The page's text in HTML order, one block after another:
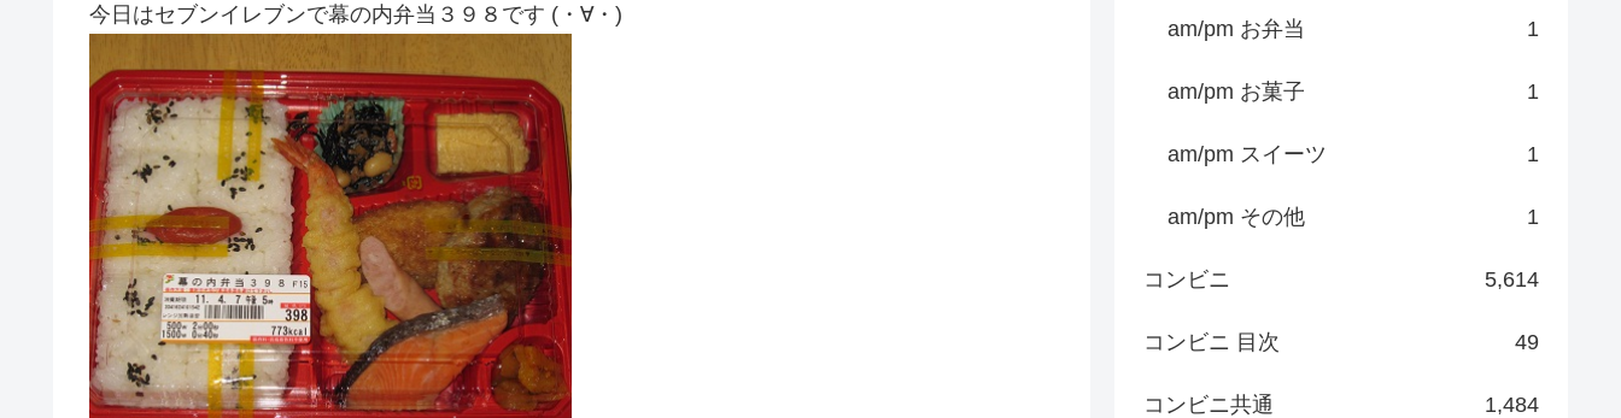
今日はセブンイレブンで幕の内弁当３９８です (・∀・)
am/pm お弁当 1
am/pm お菓子 1
am/pm スイーツ 1
am/pm その他 1
コンビニ 5,614
コンビニ 目次 49
コンビニ共通 1,484